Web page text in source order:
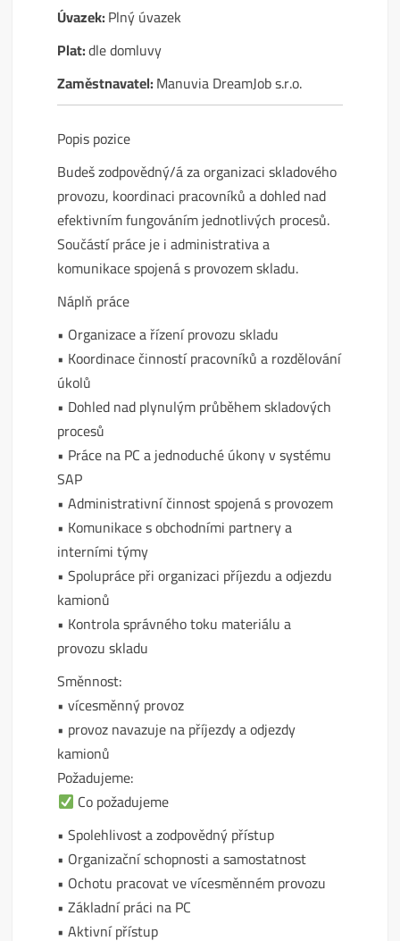
Úvazek:Plný úvazek
Plat:dle domluvy
Zaměstnavatel:Manuvia DreamJob s.r.o.
Popis pozice
Budeš zodpovědný/á za organizaci skladového
provozu, koordinaci pracovníků a dohled nad
efektivním fungováním jednotlivých procesů.
Součástí práce je i administrativa a
komunikace spojená s provozem skladu.
Náplň práce
• Organizace a řízení provozu skladu
• Koordinace činností pracovníků a rozdělování
úkolů
• Dohled nad plynulým průběhem skladových
procesů
• Práce na PC a jednoduché úkony v systému
SAP
• Administrativní činnost spojená s provozem
• Komunikace s obchodními partnery a
interními týmy
• Spolupráce při organizaci příjezdu a odjezdu
kamionů
• Kontrola správného toku materiálu a
provozu skladu
Směnnost:
• vícesměnný provoz
• provoz navazuje na příjezdy a odjezdy
kamionů
Požadujeme:
Co požadujeme
• Spolehlivost a zodpovědný přístup
• Organizační schopnosti a samostatnost
• Ochotu pracovat ve vícesměnném provozu
• Základní práci na PC
• Aktivní přístup